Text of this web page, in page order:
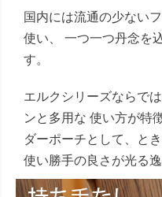
国内には流通の少ない
使い、 一つ一つ丹念を
す。
エルクシリーズならで
ンと多用な 使い方が特
ダーポーチとして、と
使い勝手の良さが光る逸